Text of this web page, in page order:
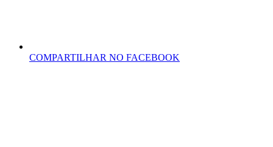
COMPARTILHAR NO FACEBOOK